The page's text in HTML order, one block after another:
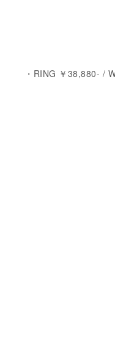
・RING ￥38,880- /